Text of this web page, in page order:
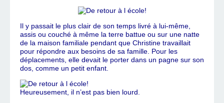
Il y passait le plus clair de son temps livré à lui-même,
assis ou couché à même la terre battue ou sur une natte
de la maison familiale pendant que Christine travaillait
pour répondre aux besoins de sa famille. Pour les
déplacements, elle devait le porter dans un pagne sur son
dos, comme un petit enfant.
Heureusement, il n’est pas bien lourd.